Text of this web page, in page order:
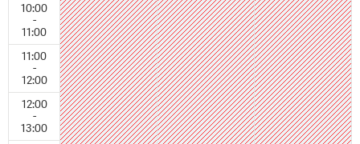
10:00
-
11:00
11:00
-
12:00
12:00
-
13:00